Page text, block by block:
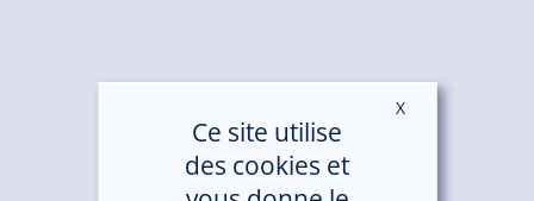
Ce site utilise
des cookies et
XMasquer le